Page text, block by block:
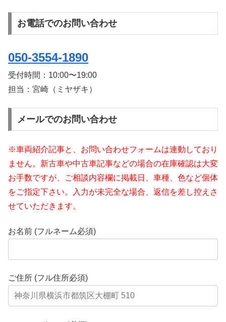
お電話でのお問い合わせ
050-3554-1890
受付時間： 10:00〜19:00
担当：宮崎（ミヤザキ）
メールでのお問い合わせ
※車両紹介記事と、お問い合わせフォームは連動しており
ません。新古車や中古車記事などの場合の在庫確認は大変
お手数ですが、ご相談内容欄に掲載日、車種、色など個体
をご指定下さい。入力が未完全な場合、返信を差し控えさ
せていただきます。
お名前 (フルネーム必須)
ご住所 (フル住所必須)